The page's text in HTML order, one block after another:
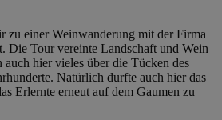
zu einer Weinwanderung mit der Firma
Die Tour vereinte Landschaft und Wein
hier vieles über die Tücken des
Natürlich durfte auch hier das
Erlernte erneut auf dem Gaumen zu